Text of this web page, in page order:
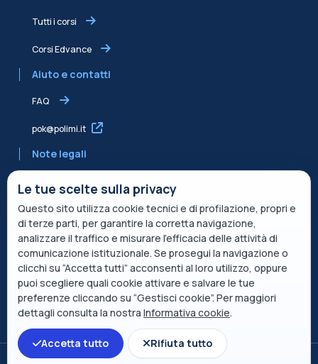
Apri indice del corso
Tutti i corsi
Corsi Edvance
Aiuto e contatti
FAQ
pok@polimi.it
Note legali
Informativa condivisa Edvance per il trattamento dei dati
Termini di servizio
Politica sui cookie
Descrizione del servizio
Le tue scelte sulla privacy
Questo sito utilizza cookie tecnici e di profilazione, propri e
di terze parti, per garantire la corretta navigazione,
analizzare il traffico e misurare l’efficacia delle attività di
comunicazione istituzionale. Se prosegui la navigazione o
clicchi su “Accetta tutti” acconsenti al loro utilizzo, oppure
puoi scegliere quali cookie attivare e salvare le tue
preferenze cliccando su “Gestisci cookie”. Per maggiori
dettagli consulta la nostra Informativa cookie.
Accetta tutto
Rifiuta tutto